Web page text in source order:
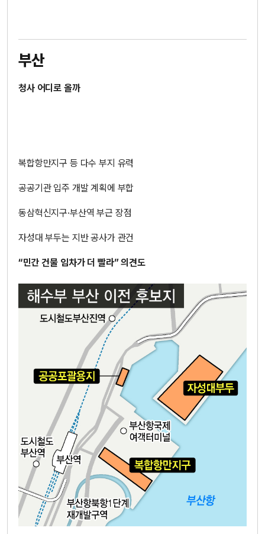
부산
청사 어디로 올까
복합항만지구 등 다수 부지 유력
공공기관 입주 개발 계획에 부합
동삼혁신지구·부산역 부근 장점
자성대 부두는 지반 공사가 관건
“민간 건물 임차가 더 빨라” 의견도